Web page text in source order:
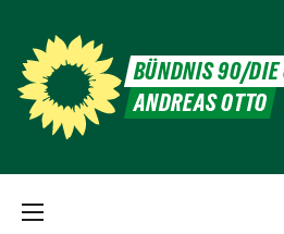
BÜNDNIS 90/DIE
ANDREAS OTTO